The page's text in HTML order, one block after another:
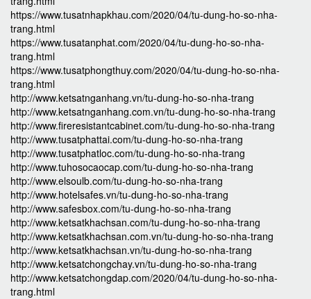
https://www.tusatnhapkhau.com/2020/04/tu-dung-ho-so-nha-
trang.html
https://www.tusatanphat.com/2020/04/tu-dung-ho-so-nha-
trang.html
https://www.tusatphongthuy.com/2020/04/tu-dung-ho-so-nha-
trang.html
http://www.ketsatnganhang.vn/tu-dung-ho-so-nha-trang
http://www.ketsatnganhang.com.vn/tu-dung-ho-so-nha-trang
http://www.fireresistantcabinet.com/tu-dung-ho-so-nha-trang
http://www.tusatphattai.com/tu-dung-ho-so-nha-trang
http://www.tusatphatloc.com/tu-dung-ho-so-nha-trang
http://www.tuhosocaocap.com/tu-dung-ho-so-nha-trang
http://www.elsoulb.com/tu-dung-ho-so-nha-trang
http://www.hotelsafes.vn/tu-dung-ho-so-nha-trang
http://www.safesbox.com/tu-dung-ho-so-nha-trang
http://www.ketsatkhachsan.com/tu-dung-ho-so-nha-trang
http://www.ketsatkhachsan.com.vn/tu-dung-ho-so-nha-trang
http://www.ketsatkhachsan.vn/tu-dung-ho-so-nha-trang
http://www.ketsatchongchay.vn/tu-dung-ho-so-nha-trang
http://www.ketsatchongdap.com/2020/04/tu-dung-ho-so-nha-
trang.html